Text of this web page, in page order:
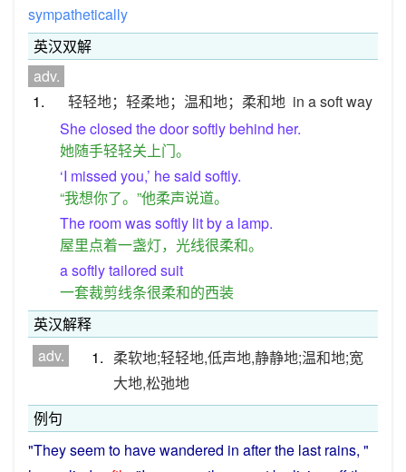
sympathetically
英汉双解
adv.
1.
轻轻地；轻柔地；温和地；柔和地 in a soft way
She closed the door softly behind her.
她随手轻轻关上门。
‘I missed you,’ he said softly.
“我想你了。”他柔声说道。
The room was softly lit by a lamp.
屋里点着一盏灯，光线很柔和。
a softly tailored suit
一套裁剪线条很柔和的西装
英汉解释
adv.
1. 柔软地;轻轻地,低声地,静静地;温和地;宽
大地,松弛地
例句
"Theyseemto havewandered in afterthe last rains, "